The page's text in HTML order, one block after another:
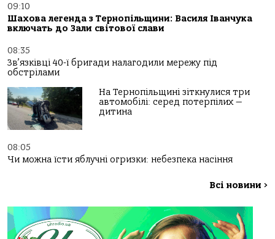
09:10
Шахова легенда з Тернопільщини: Василя Іванчука
включать до Зали світової слави
08:35
Зв’язківці 40-ї бригади налагодили мережу під
обстрілами
На Тернопільщині зіткнулися три
автомобілі: серед потерпілих —
дитина
08:05
Чи можна їсти яблучні огризки: небезпека насіння
Всі новини >